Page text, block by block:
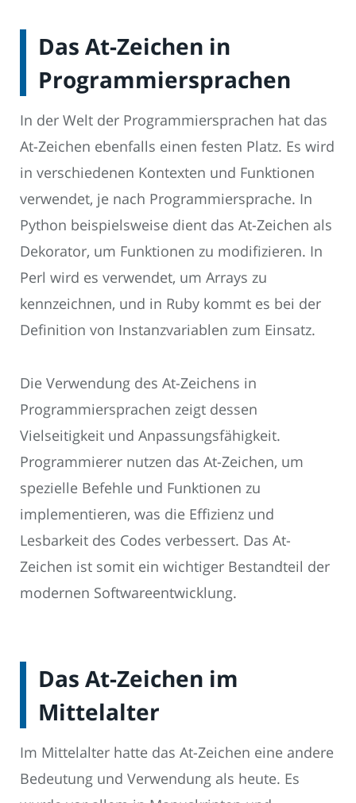
Das At-Zeichen in
Programmiersprachen
In der Welt der Programmiersprachen hat das
At-Zeichen ebenfalls einen festen Platz. Es wird
in verschiedenen Kontexten und Funktionen
verwendet, je nach Programmiersprache. In
Python beispielsweise dient das At-Zeichen als
Dekorator, um Funktionen zu modifizieren. In
Perl wird es verwendet, um Arrays zu
kennzeichnen, und in Ruby kommt es bei der
Definition von Instanzvariablen zum Einsatz.
Die Verwendung des At-Zeichens in
Programmiersprachen zeigt dessen
Vielseitigkeit und Anpassungsfähigkeit.
Programmierer nutzen das At-Zeichen, um
spezielle Befehle und Funktionen zu
implementieren, was die Effizienz und
Lesbarkeit des Codes verbessert. Das At-
Zeichen ist somit ein wichtiger Bestandteil der
modernen Softwareentwicklung.
Das At-Zeichen im
Mittelalter
Im Mittelalter hatte das At-Zeichen eine andere
Bedeutung und Verwendung als heute. Es